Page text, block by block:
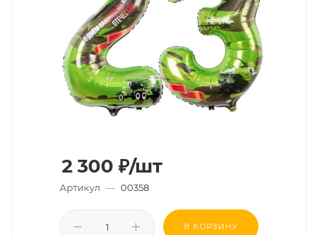
2 300 ₽/шт
Артикул — 00358
В КОРЗИНУ